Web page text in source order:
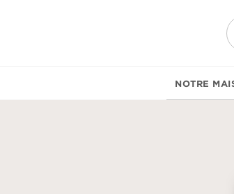
NOTRE